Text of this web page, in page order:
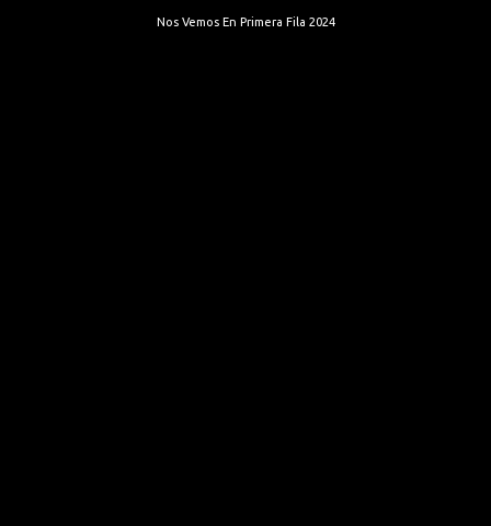
Nos Vemos En Primera Fila 2024